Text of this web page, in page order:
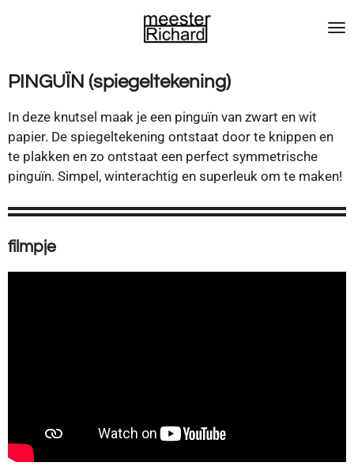
de
PINGUÏN (spiegeltekening)
In deze knutsel maak je een pinguïn van zwart en wit
papier. De spiegeltekening ontstaat door te knippen en
te plakken en zo ontstaat een perfect symmetrische
pinguïn. Simpel, winterachtig en superleuk om te maken!
filmpje